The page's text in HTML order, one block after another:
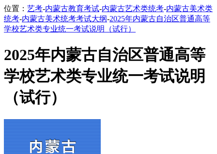
位置： 艺考-内蒙古教育考试-内蒙古艺术类统考-内蒙古美术类
统考-内蒙古美术统考考试大纲-2025年内蒙古自治区普通高等
学校艺术类专业统一考试说明（试行）
2025年内蒙古自治区普通高等
学校艺术类专业统一考试说明
（试行）